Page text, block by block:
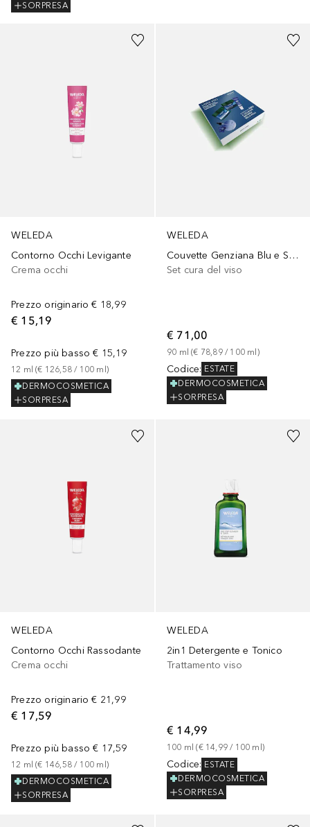
SORPRESA
WELEDA
Contorno Occhi Levigante
Crema occhi
Prezzo originario € 18,99
€ 15,19
Prezzo più basso € 15,19
12 ml (€ 126,58 / 100 ml)
DERMOCOSMETICA
SORPRESA
WELEDA
Couvette Genziana Blu e Stella Alpina Contouring
Set cura del viso
€ 71,00
90 ml (€ 78,89 / 100 ml)
Codice: ESTATE
DERMOCOSMETICA
SORPRESA
WELEDA
Contorno Occhi Rassodante
Crema occhi
Prezzo originario € 21,99
€ 17,59
Prezzo più basso € 17,59
12 ml (€ 146,58 / 100 ml )
DERMOCOSMETICA
SORPRESA
WELEDA
2in1 Detergente e Tonico
Trattamento viso
€ 14,99
100 ml (€ 14,99 / 100 ml )
Codice: ESTATE
DERMOCOSMETICA
SORPRESA